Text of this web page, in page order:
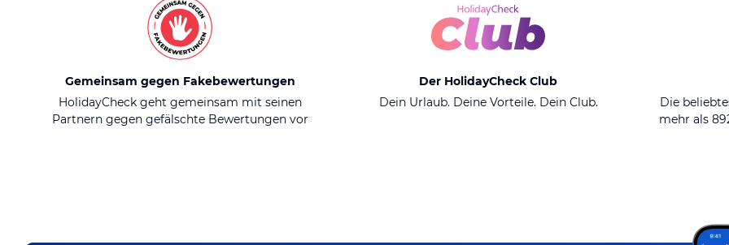
Gemeinsam gegen Fakebewertungen
HolidayCheck geht gemeinsam mit seinen
Partnern gegen gefälschte Bewertungen vor
Der HolidayCheck Club
Dein Urlaub. Deine Vorteile. Dein Club.
Die
mehr als